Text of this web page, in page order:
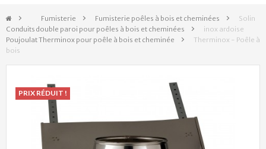
&gt; Fumisterie > Fumisterie poêles à bois et cheminées
>
Conduits double paroi pour poêles à bois et cheminées
>
Poujoulat Therminox pour poêle à bois et cheminée
>
Solin
inox ardoise
Therminox - Poêle à
bois
PRIX RÉDUIT !